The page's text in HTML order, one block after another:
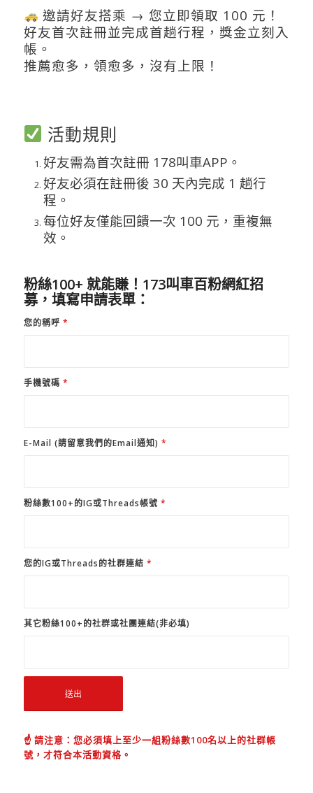
邀請好友搭乘 → 您立即領取 100 元！
好友首次註冊並完成首趟行程，獎金立刻入
帳。
推薦愈多，領愈多，沒有上限！
活動規則
好友需為首次註冊 178叫車APP。
好友必須在註冊後 30 天內完成 1 趟行
程。
每位好友僅能回饋一次 100 元，重複無
效。
粉絲100+ 就能賺！173叫車百粉網紅招
募，填寫申請表單：
您的稱呼 *
手機號碼 *
E-Mail (請留意我們的Email通知) *
粉絲數100+的IG或Threads帳號 *
您的IG或Threads的社群連結 *
其它粉絲100+的社群或社團連結(非必填)
☝️ 請注意：您必須填上至少一組粉絲數100名以上的社群帳
號，才符合本活動資格。